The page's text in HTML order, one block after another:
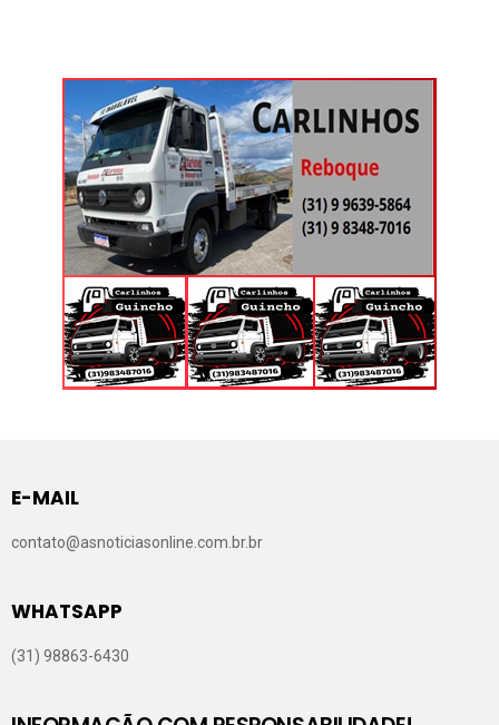
E-MAIL
contato@asnoticiasonline.com.br.br
WHATSAPP
(31) 98863-6430